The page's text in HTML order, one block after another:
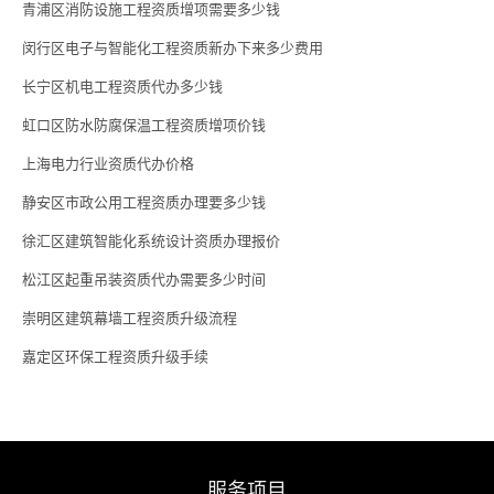
青浦区消防设施工程资质增项需要多少钱
闵行区电子与智能化工程资质新办下来多少费用
长宁区机电工程资质代办多少钱
虹口区防水防腐保温工程资质增项价钱
上海电力行业资质代办价格
静安区市政公用工程资质办理要多少钱
徐汇区建筑智能化系统设计资质办理报价
松江区起重吊装资质代办需要多少时间
崇明区建筑幕墙工程资质升级流程
嘉定区环保工程资质升级手续